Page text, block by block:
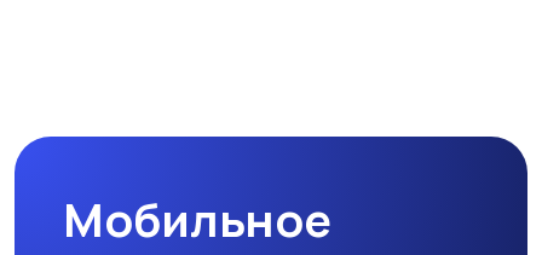
Мобильное